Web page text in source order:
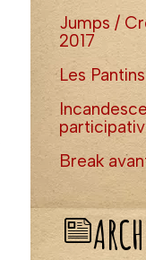
Jumps /
2017
Les Pantins
Break